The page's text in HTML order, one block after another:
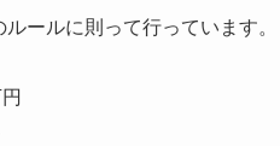
ールに則って行っています。